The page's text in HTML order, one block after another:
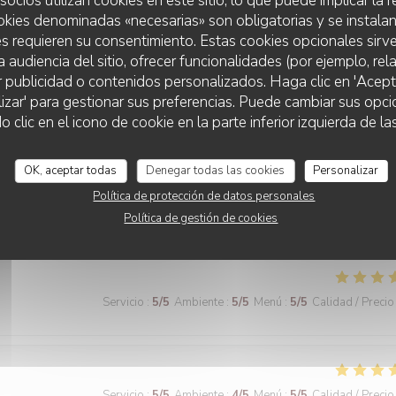
denominadas «necesarias» son obligatorias y se
requieren su consentimiento. Estas cookies opcionales
audiencia del sitio, ofrecer funcionalidades (por ejemplo,
publicidad o contenidos personalizados. Haga clic en
para gestionar sus preferencias. Puede cambiar sus
clic en el icono de cookie en la parte inferior izquierda de
OK, aceptar todas Denegar todas las cookies
Personalizar
Política de protección de datos personales
Política de gestión de cookies
Servicio:5/5 Ambiente: 5/5 Menú: 5/5 Calidad / Precio :
sommes ravis que vous ayez apprécié votre passage dans notre
prêts à vous séduire lors de votre prochaine visite à Les Vignes
Servicio: Ambiente : Menú
Servicio : 5/5 Ambiente : 5/5 Menú : 5/5 Calidad / Precio